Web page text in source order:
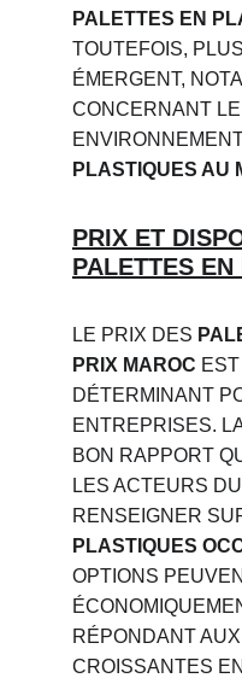
PALETTES EN
TOUTEFOIS,
ÉMERGENT,
CONCERNANT
PLASTIQUES AU
PRIX ET
PALETTES
LE PRIX DES
PRIX MAROC
DÉTERMINANT
ENTREPRISES.
BON RAPPORT
LES ACTEURS
RENSEIGNER
PLASTIQUES
OPTIONS
RÉPONDANT
CROISSANTES